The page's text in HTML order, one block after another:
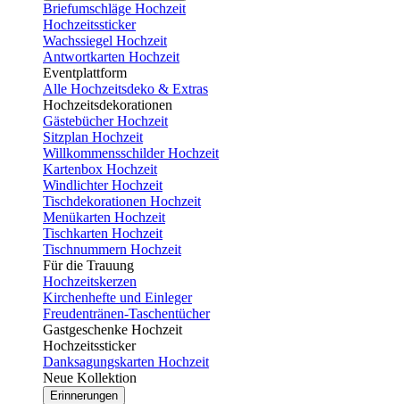
Briefumschläge Hochzeit
Hochzeitssticker
Wachssiegel Hochzeit
Antwortkarten Hochzeit
Eventplattform
Alle Hochzeitsdeko & Extras
Hochzeitsdekorationen
Gästebücher Hochzeit
Sitzplan Hochzeit
Willkommensschilder Hochzeit
Kartenbox Hochzeit
Windlichter Hochzeit
Tischdekorationen Hochzeit
Menükarten Hochzeit
Tischkarten Hochzeit
Tischnummern Hochzeit
Für die Trauung
Hochzeitskerzen
Kirchenhefte und Einleger
Freudentränen-Taschentücher
Gastgeschenke Hochzeit
Hochzeitssticker
Danksagungskarten Hochzeit
Neue Kollektion
Erinnerungen